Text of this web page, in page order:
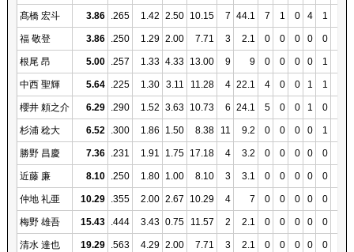
髙橋 宏斗 3.86 .265 1.42 2.50 10.15 7 44.1 7 1 0 4 1
福 敬登 3.86 .250 1.29 2.00 7.71 3 2.1 0 0 0 0 0
根尾 昂 5.00 .257 1.33 4.33 13.00 9 9 0 0 0 0 1
中西 聖輝 5.64 .225 1.30 3.11 11.28 4 22.1 4 0 0 1 1
櫻井 頼之介 6.29 .290 1.52 3.63 10.73 6 24.1 5 0 0 1 0
杉浦 稔大 6.52 .300 1.86 1.50 8.38 11 9.2 0 0 0 0 1
勝野 昌慶 7.36 .231 1.91 1.75 17.18 4 3.2 0 0 0 0 0
近藤 廉 8.10 .250 1.80 1.00 8.10 3 3.1 0 0 0 0 0
仲地 礼亜 10.29 .355 2.00 2.67 10.29 4 7 0 0 0 0 0
梅野 雄吾 15.43 .444 3.43 0.75 11.57 2 2.1 0 0 0 0 0
清水 達也 19.29 .563 4.29 2.00 7.71 3 2.1 0 0 0 0 0